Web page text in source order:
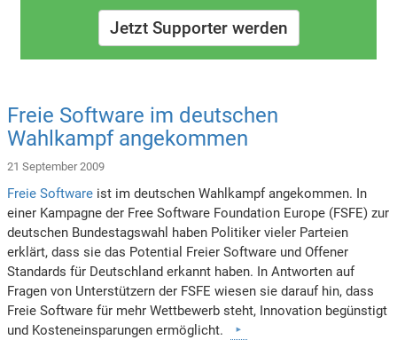
Jetzt Supporter werden
Freie Software im deutschen
Wahlkampf angekommen
21 September 2009
Freie Software ist im deutschen Wahlkampf angekommen. In
einer Kampagne der Free Software Foundation Europe (FSFE) zur
deutschen Bundestagswahl haben Politiker vieler Parteien
erklärt, dass sie das Potential Freier Software und Offener
Standards für Deutschland erkannt haben. In Antworten auf
Fragen von Unterstützern der FSFE wiesen sie darauf hin, dass
Freie Software für mehr Wettbewerb steht, Innovation begünstigt
und Kosteneinsparungen ermöglicht.